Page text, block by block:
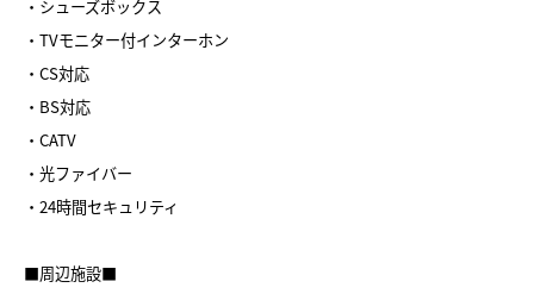
・シューズボックス
・TVモニター付インターホン
・CS対応
・BS対応
・CATV
・光ファイバー
・24時間セキュリティ
■周辺施設■